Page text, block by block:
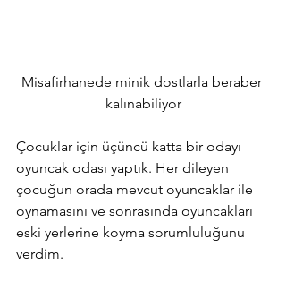
Misafirhanede minik dostlarla beraber
kalınabiliyor
Çocuklar için üçüncü katta bir odayı
oyuncak odası yaptık. Her dileyen
çocuğun orada mevcut oyuncaklar ile
oynamasını ve sonrasında oyuncakları
eski yerlerine koyma sorumluluğunu
verdim.